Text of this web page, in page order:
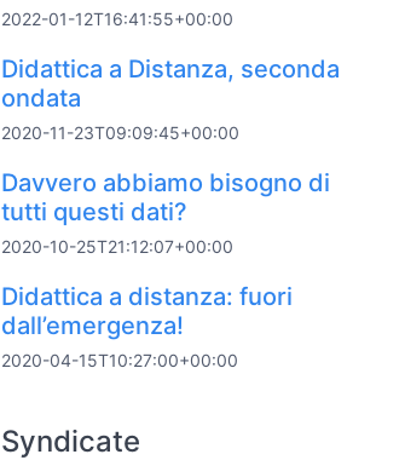
2022-01-12T16:41:55+00:00
Didattica a Distanza, seconda
ondata
2020-11-23T09:09:45+00:00
Davvero abbiamo bisogno di
tutti questi dati?
2020-10-25T21:12:07+00:00
Didattica a distanza: fuori
dall’emergenza!
2020-04-15T10:27:00+00:00
Syndicate